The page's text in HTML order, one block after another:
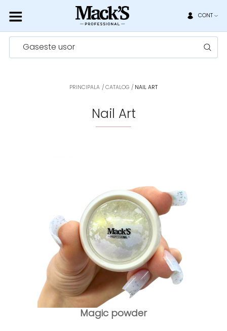
CONT
Gaseste usor
PRINCIPALA CATALOG NAIL ART
Nail Art
Magic powder